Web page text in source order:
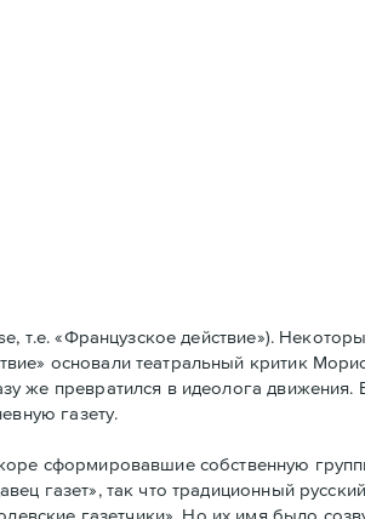
т.е. «Французское действие»).
основали театральный критик
же превратился в идеолога движения.
газету.
сформировавшие собственную
газет», так что традиционный